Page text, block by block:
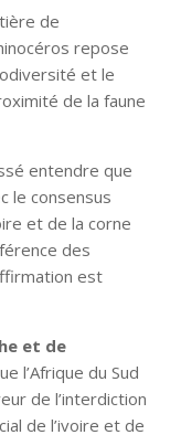
de
repose
et le
de la faune
entendre que
le consensus
et de la corne
des
est
et de
l’Afrique du Sud
de l’interdiction
de l’ivoire et de